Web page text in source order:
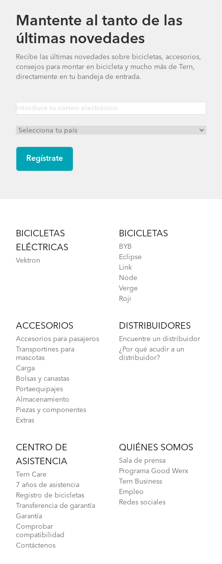
Mantente al tanto de las
últimas novedades
Recibe las últimas novedades sobre bicicletas, accesorios,
consejos para montar en bicicleta y mucho más de Tern,
directamente en tu bandeja de entrada.
BICICLETAS
ELÉCTRICAS
Vektron
BICICLETAS
BYB
Eclipse
Link
Node
Verge
Roji
ACCESORIOS
Accesorios para pasajeros
Transportines para
mascotas
Carga
Bolsas y canastas
Portaequipajes
Almacenamiento
Piezas y componentes
Extras
DISTRIBUIDORES
Encuentre un distribuidor
¿Por qué acudir a un
distribuidor?
CENTRO DE
ASISTENCIA
Tern Care
7 años de asistencia
Registro de bicicletas
Transferencia de garantía
Garantía
Comprobar
compatibilidad
Contáctenos
QUIÉNES SOMOS
Sala de prensa
Programa Good Werx
Tern Business
Empleo
Redes sociales